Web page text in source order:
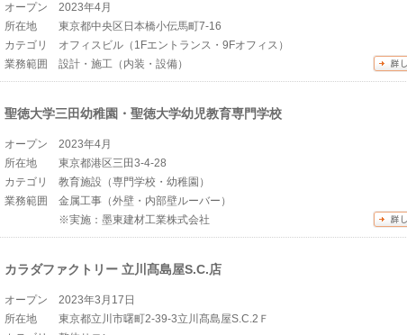
オープン
2023年4月
所在地
東京都中央区日本橋小伝馬町7-16
カテゴリ
オフィスビル（1Fエントランス・9Fオフィス）
業務範囲
設計・施工（内装・設備）
聖徳大学三田幼稚園・聖徳大学幼児教育専門学校
オープン
2023年4月
所在地
東京都港区三田3-4-28
カテゴリ
教育施設（専門学校・幼稚園）
業務範囲
金属工事（外壁・内部壁ルーバー）
※実施：墨東建材工業株式会社
カラダファクトリー 立川髙島屋S.C.店
オープン
2023年3月17日
所在地
東京都立川市曙町2‐39‐3立川髙島屋S.C.2Ｆ